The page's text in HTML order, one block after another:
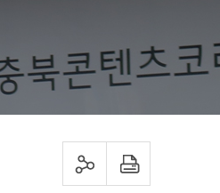
sns 공유하기 프린트하기